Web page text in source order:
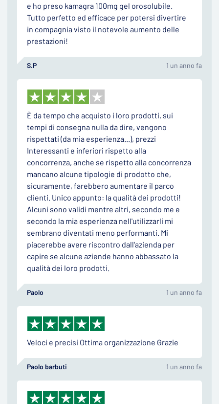
e ho preso kamagra 100mg gel orosolubile.
Tutto perfetto ed efficace per potersi divertire
in compagnia visto il notevole aumento delle
prestazioni!
S.P 1 un anno fa
È da tempo che acquisto i loro prodotti, sui
tempi di consegna nulla da dire, vengono
rispettati (da mia esperienza...), prezzi
Interessanti e inferiori rispetto alla
concorrenza, anche se rispetto alla concorrenza
mancano alcune tipologie di prodotto che,
sicuramente, farebbero aumentare il parco
clienti. Unico appunto: la qualità dei prodotti!
Alcuni sono validi mentre altri, secondo me e
secondo la mia esperienza nell'utilizzarli mi
sembrano diventati meno performanti. Mi
piacerebbe avere riscontro dall'azienda per
capire se alcune aziende hanno abbassato la
qualità dei loro prodotti.
Paolo 1 un anno fa
Veloci e precisi Ottima organizzazione Grazie
Paolo barbuti 1 un anno fa